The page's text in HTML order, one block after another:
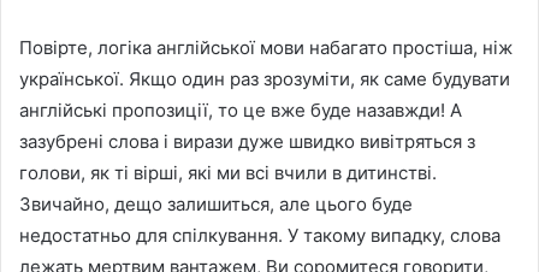
Повірте, логіка англійської мови набагато простіша, ніж
української. Якщо один раз зрозуміти, як саме будувати
англійські пропозиції, то це вже буде назавжди! А
зазубрені слова і вирази дуже швидко вивітряться з
голови, як ті вірші, які ми всі вчили в дитинстві.
Звичайно, дещо залишиться, але цього буде
недостатньо для спілкування. У такому випадку, слова
лежать мертвим вантажем, Ви соромитеся говорити,